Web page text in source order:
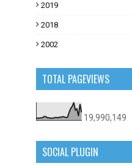
2019
2018
2002
TOTAL PAGEVIEWS
19,990,149
SOCIAL PLUGIN